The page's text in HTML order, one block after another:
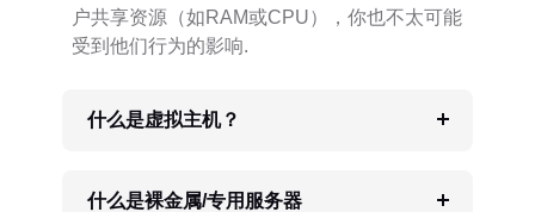
户共享资源（如RAM或CPU），你也不太可能
受到他们行为的影响.
什么是虚拟主机？
什么是裸金属/专用服务器